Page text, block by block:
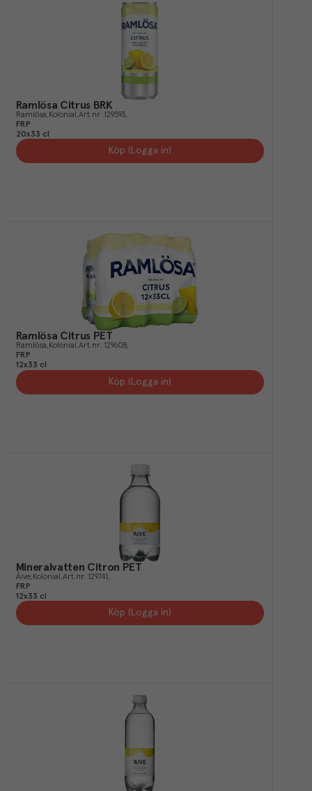
Ramlösa Citrus BRK
Ramlösa Kolonial Art.nr. 129593
FRP
20x33 cl
Köp (Logga in)
Ramlösa Citrus PET
Ramlösa Kolonial Art.nr. 129608
FRP
12x33 cl
Köp (Logga in)
Mineralvatten Citron PET
Åive Kolonial Art.nr. 129741
FRP
12x33 cl
Köp (Logga in)